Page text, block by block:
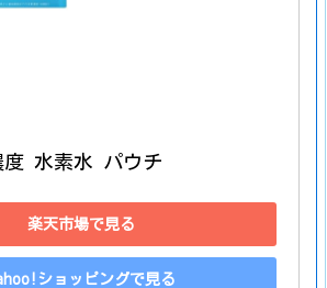
度 水素水 パウチ
楽天市場で見る
ショッピングで見る